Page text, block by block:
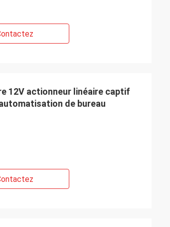
12V actionneur linéaire captif
de bureau